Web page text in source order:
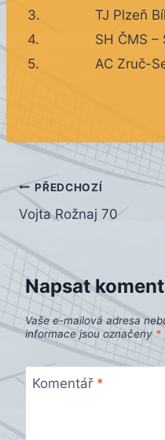
3.
TJ Plzeň
4.
SH ČMS –
5.
AC Zruč-
Navigace
pro
příspěvek
PŘEDCHOZÍ
Vojta Rožnaj 70
Napsat
Vaše e-mailová adresa
informace jsou označeny *
Komentář *